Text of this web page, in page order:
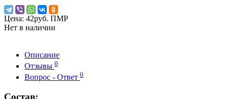
Цена: 42руб. ПМР
Нет в наличии
Описание
Отзывы 0
Вопрос - Ответ 0
Состав: